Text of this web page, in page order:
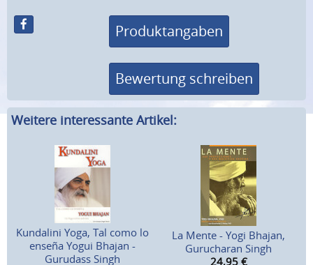
Produktangaben
Bewertung schreiben
Weitere interessante Artikel:
Kundalini Yoga, Tal como lo
enseña Yogui Bhajan -
Gurudass Singh
La Mente - Yogi Bhajan,
Gurucharan Singh
24,95 €